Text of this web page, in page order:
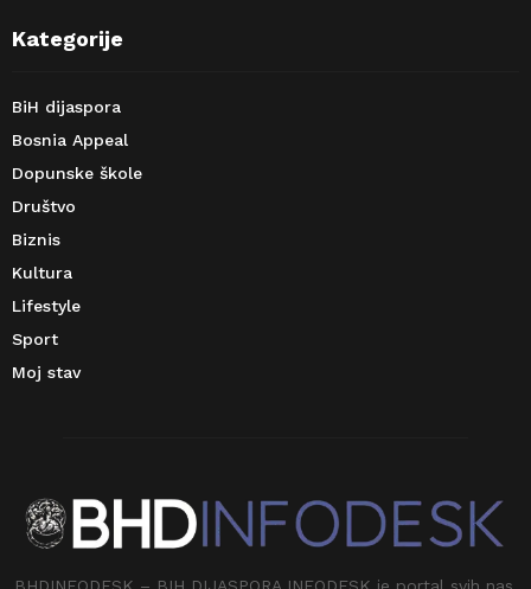
Kategorije
BiH dijaspora
Bosnia Appeal
Dopunske škole
Društvo
Biznis
Kultura
Lifestyle
Sport
Moj stav